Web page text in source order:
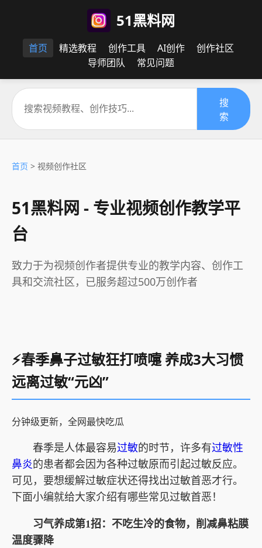
51黑料网
首页 精选教程 创作工具 AI创作
创作社区
导师团队
常见问题
搜
索
首页 > 视频创作社区
51黑料网 - 专业视频创作教学平
台
致力于为视频创作者提供专业的教学内容、创作工
具和交流社区，已服务超过500万创作者
⚡春季鼻子过敏狂打喷嚏 养成3大习惯
远离过敏“元凶”
分钟级更新，全网最快吃瓜
春季是人体最容易过敏的时节，许多有过敏性
鼻炎 的患者都会因为各种过敏原而引起过敏反应。
可见，要想缓解过敏症状还得找出过敏首恶才行。
下面小编就给大家介绍有哪些常见过敏首恶！
习气养成第1招：不吃生冷的食物，削减鼻粘膜
温度骤降